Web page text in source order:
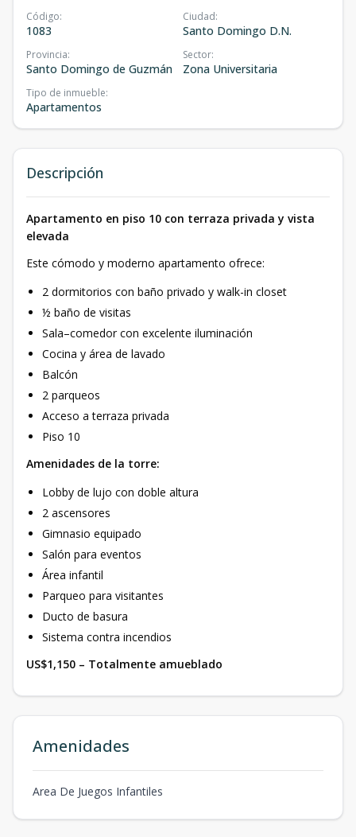
Código:
1083
Ciudad:
Santo Domingo D.N.
Provincia:
Santo Domingo de Guzmán
Sector:
Zona Universitaria
Tipo de inmueble:
Apartamentos
Descripción
Apartamento en piso 10 con terraza privada y vista
elevada
Este cómodo y moderno apartamento ofrece:
2 dormitorios con baño privado y walk-in closet
½ baño de visitas
Sala–comedor con excelente iluminación
Cocina y área de lavado
Balcón
2 parqueos
Acceso a terraza privada
Piso 10
Amenidades de la torre:
Lobby de lujo con doble altura
2 ascensores
Gimnasio equipado
Salón para eventos
Área infantil
Parqueo para visitantes
Ducto de basura
Sistema contra incendios
US$1,150 – Totalmente amueblado
Amenidades
Area De Juegos Infantiles